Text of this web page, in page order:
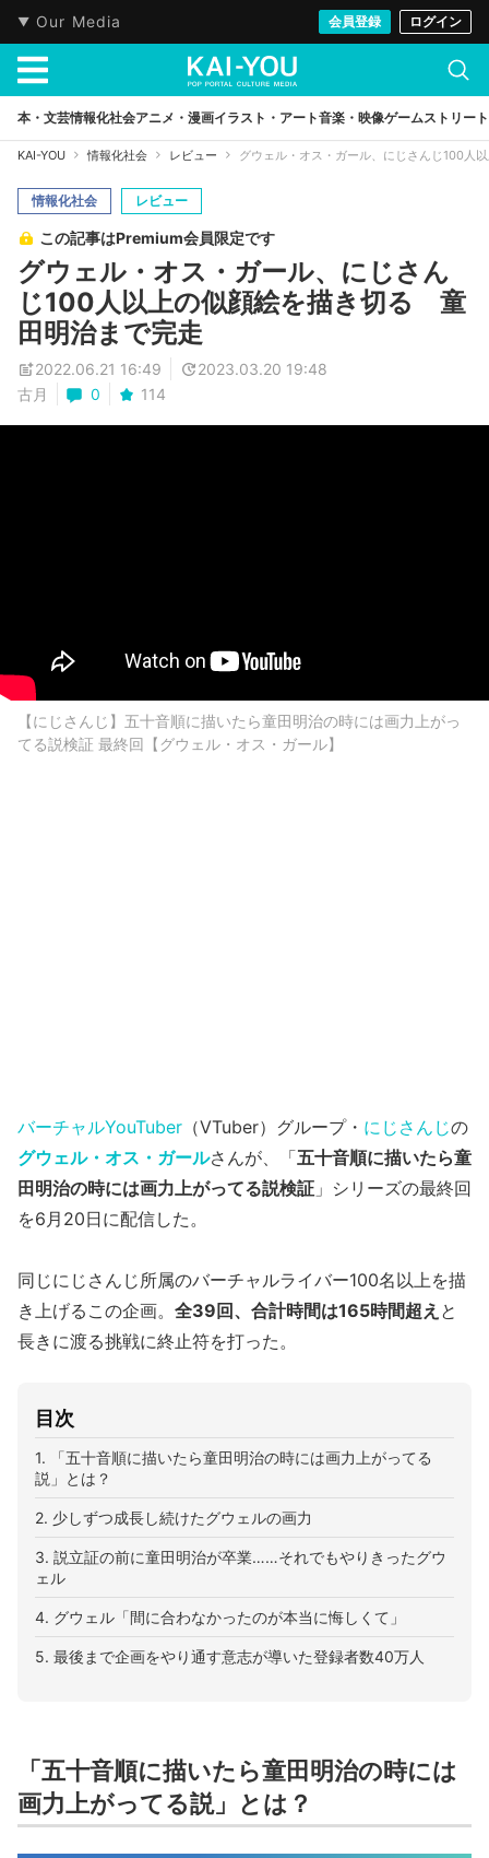
Our Media 会員登録 ログイン
本・文芸情報化社会アニメ・漫画イラスト・アート音楽・映像ゲームストリート
KAI-YOU 情報化社会 レビュー グウェル・オス・ガール、にじさんじ100人
情報化社会 レビュー
この記事はPremium会員限定です
グウェル・オス・ガール、にじさん
じ100人以上の似顔絵を描き切る 童
田明治まで完走
2022.06.21 16:49
2023.03.20 19:48
古月
0 114
【にじさんじ】五十音順に描いたら童田明治の時には画力上がっ
てる説検証 最終回【グウェル・オス・ガール】
バーチャルYouTuber （VTuber）グループ・ にじさんじの
グウェル・オス・ガールさんが、「五十音順に描いたら童
田明治の時には画力上がってる説検証 」シリーズの最終回
を6月20日に配信した。
同じにじさんじ所属のバーチャルライバー100名以上を描
き上げるこの企画。 全39回、合計時間は165時間超え と
長きに渡る挑戦に終止符を打った。
目次
1. 「五十音順に描いたら童田明治の時には画力上がってる
説」とは？
2. 少しずつ成長し続けたグウェルの画力
3. 説立証の前に童田明治が卒業……それでもやりきったグウ
ェル
4. グウェル「間に合わなかったのが本当に悔しくて」
5. 最後まで企画をやり通す意志が導いた登録者数40万人
「五十音順に描いたら童田明治の時には
画力上がってる説」とは？